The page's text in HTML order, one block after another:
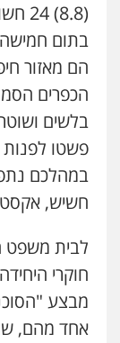
(8.8)
24
בתום חמישה
הם מאזור
הכפרים
בלשים
פשטו לפנות
במהלכם
חשיש,
חוקרי
מבצע
אחד מהם,